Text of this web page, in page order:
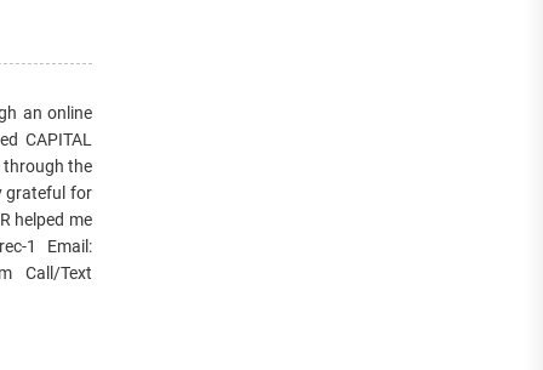
an online
CAPITAL
through the
grateful for
helped me
1 Email:
Call/Text